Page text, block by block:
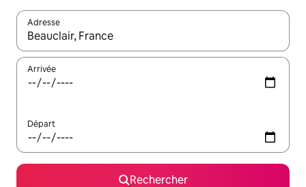
Adresse
Lorsque les résultats s'affichent, utilisez les flèches vers le
Arrivée
Départ
Rechercher